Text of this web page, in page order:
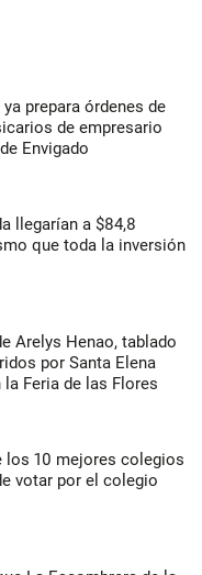
prepara órdenes de
de empresario
Envigado
llegarían a $84,8
que toda la inversión
Arelys Henao, tablado
por Santa Elena
Feria de las Flores
los 10 mejores colegios
votar por el colegio